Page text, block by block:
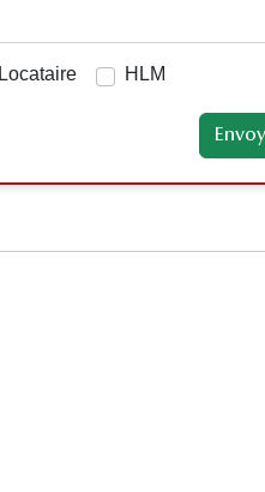
Locataire HLM